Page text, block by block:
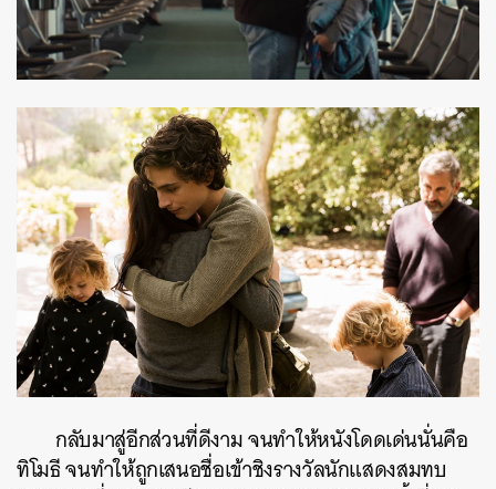
กลับมาสู่อีกส่วนที่ดีงาม จนทำให้หนังโดดเด่นนั่นคือ
ทิโมธี จนทำให้ถูกเสนอชื่อเข้าชิงรางวัลนักแสดงสมทบ